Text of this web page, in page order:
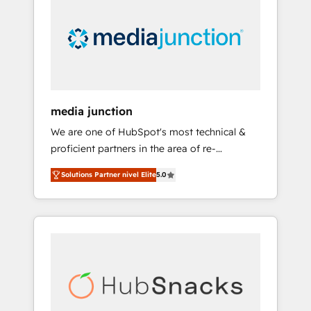
media junction
We are one of HubSpot's most technical &
proficient partners in the area of re-
platforming, website design & development.
We specialize in multi-hub implementations
for mid-market & enterprise companies. We
are woman-owned, powered by coffee, and
Impact Award 🏆2022 Platform Migration
Excellence Impact Award 🏆2020 Elite
Solutions Partner nivel Elite5.0